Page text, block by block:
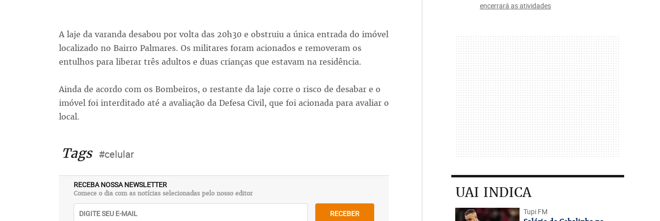
A laje da varanda desabou por volta das 20h30 e obstruiu a única entrada do imóvel
localizado no Bairro Palmares. Os militares foram acionados e removeram os
entulhos para liberar três adultos e duas crianças que estavam na residência.
Ainda de acordo com os Bombeiros, o restante da laje corre o risco de desabar e o
imóvel foi interditado até a avaliação da Defesa Civil, que foi acionada para avaliar o
local.
Tags #celular
RECEBA NOSSA NEWSLETTER
Comece o dia com as notícias selecionadas pelo nosso editor
RECEBER
encerrará as atividades
UAI INDICA
Tupi FM